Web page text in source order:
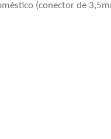
(conector de